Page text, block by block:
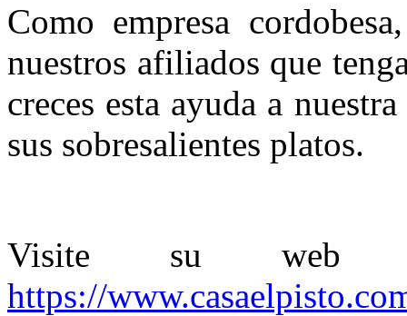
Como empresa
nuestros afiliados que
creces esta ayuda a
sus sobresalientes platos.
Visite su web
https://